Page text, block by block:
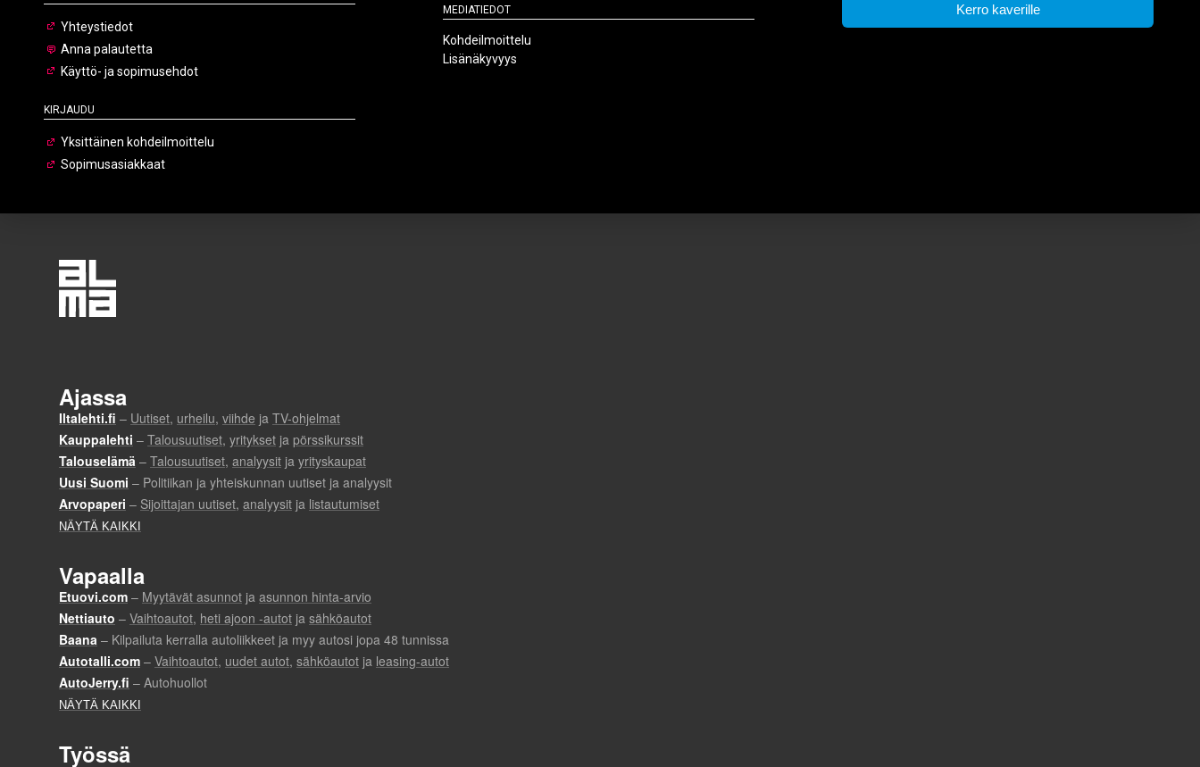
Yhteystiedot
Anna palautetta
Käyttö- ja sopimusehdot
Kirjaudu
Yksittäinen kohdeilmoittelu
Sopimusasiakkaat
Mediatiedot
Kohdeilmoittelu
Lisänäkyvyys